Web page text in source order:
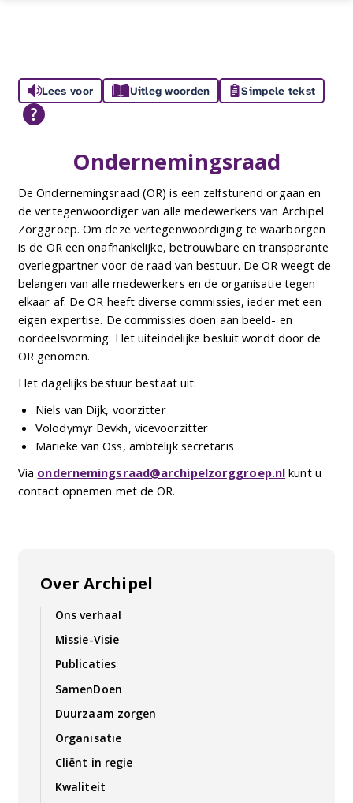
Over Archipel
Ons verhaal
Missie-Visie
Publicaties
SamenDoen
Duurzaam zorgen
Organisatie
Cliënt in regie
Kwaliteit
Lees voor Uitleg woorden Simpele tekst
Ondernemingsraad
De Ondernemingsraad (OR) is een zelfsturend orgaan en
de vertegenwoordiger van alle medewerkers van Archipel
Zorggroep. Om deze vertegenwoordiging te waarborgen
is de OR een onafhankelijke, betrouwbare en transparante
overlegpartner voor de raad van bestuur. De OR weegt de
belangen van alle medewerkers en de organisatie tegen
elkaar af. De OR heeft diverse commissies, ieder met een
eigen expertise. De commissies doen aan beeld- en
oordeelsvorming. Het uiteindelijke besluit wordt door de
OR genomen.
Het dagelijks bestuur bestaat uit:
Niels van Dijk, voorzitter
Volodymyr Bevkh, vicevoorzitter
Marieke van Oss, ambtelijk secretaris
Via ondernemingsraad@archipelzorggroep.nl kunt u
contact opnemen met de OR.